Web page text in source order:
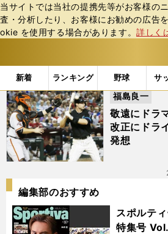
当サイトでは当社の提携先等がお客様の
査・分析したり、お客様にお勧めの広告
okie を使⽤する場合があります。詳しく
新着 ランキング 野球 サ
b
ス
ポ
ル
テ
ィ
ー
バ
「#メジャーリーグ機構」の最
敬遠にドラ
改正にドラ
発想
福島良一
編集部のおすすめ
スポルテ
特集号